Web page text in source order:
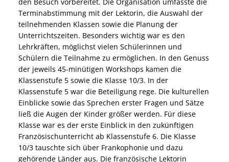
den Besuch vorbereitet. Die Organisation umfasste die
Terminabstimmung mit der Lektorin, die Auswahl der
teilnehmenden Klassen sowie die Planung der
Unterrichtszeiten. Besonders wichtig war es den
Lehrkräften, möglichst vielen Schülerinnen und
Schülern die Teilnahme zu ermöglichen. In den Genuss
der jeweils 45-minütigen Workshops kamen die
Klassenstufe 5 sowie die Klasse 10/3. In der
Klassenstufe 5 war die Beteiligung rege. Die kulturellen
Einblicke sowie das Sprechen erster Fragen und Sätze
ließ die Augen der Kinder größer werden. Für diese
Klasse war es der erste Einblick in den zukünftigen
Französischunterricht ab Klassenstufe 6. Die Klasse
10/3 tauschte sich über Frankophonie und dazu
gehörende Länder aus. Die französische Lektorin